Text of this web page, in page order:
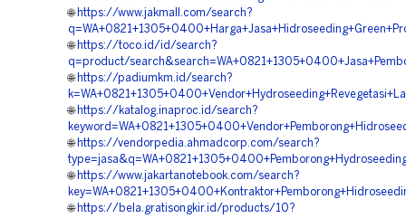
🌐 https://www.jakmall.com/search?
🌐 https://toco.id/id/search?
q=product/
🌐 https://padiumkm.id/search?
🌐 https://katalog.inaproc.id/search?
🌐 https://vendorpedia.ahmadcorp.com/search?
🌐 https://www.jakartanotebook.com/search?
🌐 https://bela.gratisongkir.id/products/10?